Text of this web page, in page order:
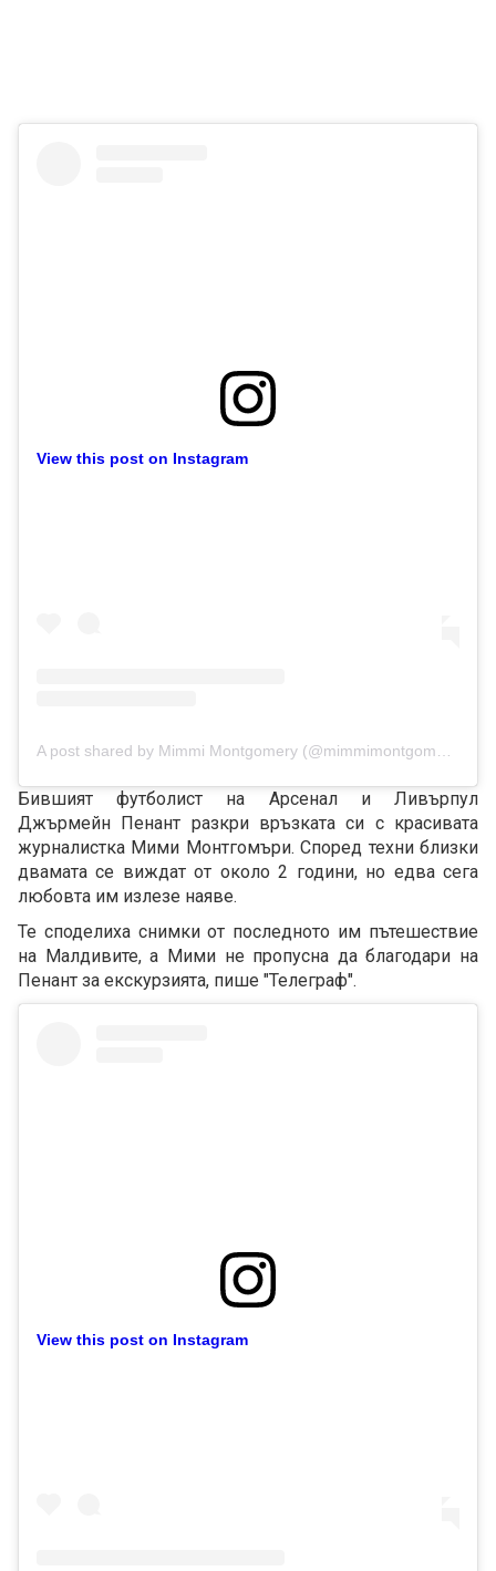
View this post on Instagram
A post shared by Mimmi Montgomery (@mimmimontgomery)
Бившият футболист на Арсенал и Ливърпул
Джърмейн Пенант разкри връзката си с красивата
журналистка Мими Монтгомъри. Според техни близки
двамата се виждат от около 2 години, но едва сега
любовта им излезе наяве.
Те споделиха снимки от последното им пътешествие
на Малдивите, а Мими не пропусна да благодари на
Пенант за екскурзията, пише "Телеграф".
View this post on Instagram